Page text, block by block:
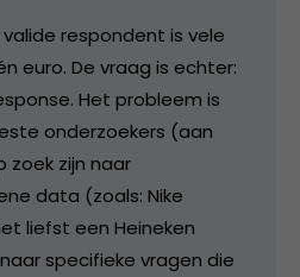
respondent is vele
euro. De vraag is echter:
Het probleem is
onderzoekers (aan
zoek zijn naar
data (zoals: Nike
liefst een Heineken
specifieke vragen die